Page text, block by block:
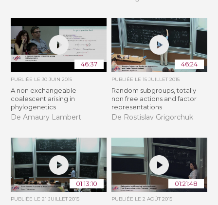
46:37
PUBLIÉE LE30 JUIN 2015
A non exchangeable
coalescent arising in
phylogenetics
De Amaury Lambert
46:24
PUBLIÉE LE 15 JUILLET 2015
Random subgroups, totally
non free actions and factor
representations
De Rostislav Grigorchuk
01:13:10
PUBLIÉE LE21 JUILLET 2015
01:21:48
PUBLIÉE LE 2 AOÛT 2015